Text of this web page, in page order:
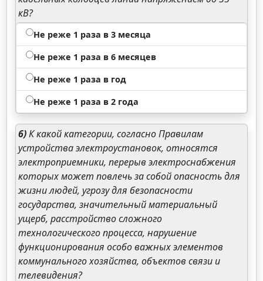
кВ?
Не реже 1 раза в 3 месяца
Не реже 1 раза в 6 месяцев
Не реже 1 раза в год
Не реже 1 раза в 2 года
6)К какой категории, согласно Правилам
устройства электроустановок, относятся
электроприемники, перерыв электроснабжения
которых может повлечь за собой опасность для
жизни людей, угрозу для безопасности
государства, значительный материальный
ущерб, расстройство сложного
технологического процесса, нарушение
функционирования особо важных элементов
коммунального хозяйства, объектов связи и
телевидения?